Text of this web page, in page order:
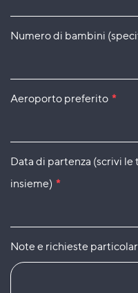
Numero di bambini
Aeroporto preferito *
Data di partenza (scrivi le
insieme) *
Note e richieste